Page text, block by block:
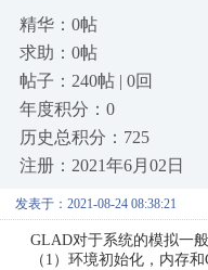
精华：0帖
求助：0帖
帖子：240帖 | 0回
年度积分：0
历史总积分：725
注册：2021年6月02日
发表于：2021-08-24 08:38:21
GLAD对于系统的模拟一
（1）环境初始化，内存